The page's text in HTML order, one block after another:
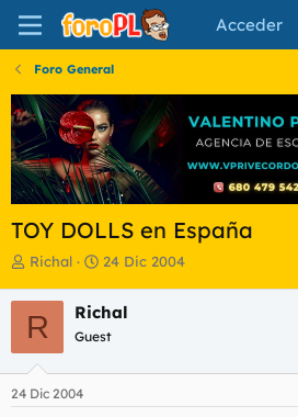
Acceder
Foro General
TOY DOLLS en España
I
i
c
i
a
d
o
Richal
F
h
a
e
24 Dic 2004
R Richal
Guest
24 Dic 2004